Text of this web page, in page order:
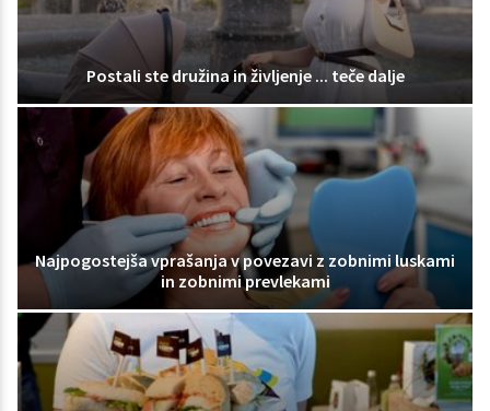
Postali ste družina in življenje ... teče dalje
Najpogostejša vprašanja v povezavi z zobnimi luskami
in zobnimi prevlekami